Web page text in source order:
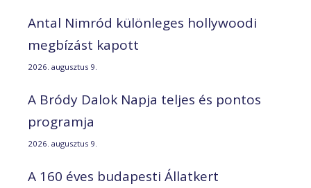
Antal Nimród különleges hollywoodi
megbízást kapott
2026. augusztus 9.
A Bródy Dalok Napja teljes és pontos
programja
2026. augusztus 9.
A 160 éves budapesti Állatkert